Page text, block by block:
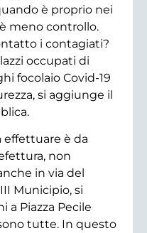
è proprio nei
meno controllo.
i contagiati?
occupati di
focolaio Covid-19
si aggiunge il
effettuare è da
non
in via del
Municipio, si
a Piazza Pecile
tutte. In questo